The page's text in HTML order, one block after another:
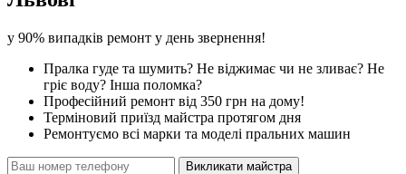
у 90% випадків ремонт у день звернення!
Пралка гуде та шумить? Не віджимає чи не зливає? Не
гріє воду? Інша поломка?
Професійний ремонт від 350 грн на дому!
Терміновий приїзд майстра протягом дня
Ремонтуємо всі марки та моделі пральних машин
Викликати майстра